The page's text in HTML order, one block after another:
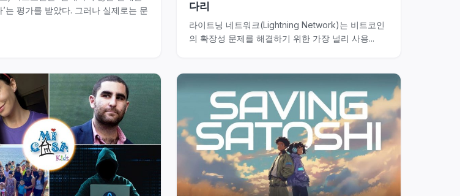
는 평가를 받았다. 그러나 실제로는 문
다리
라이트닝 네트워크(Lightning Network)는 비트코인
의 확장성 문제를 해결하기 위한 가장 널리 사용...